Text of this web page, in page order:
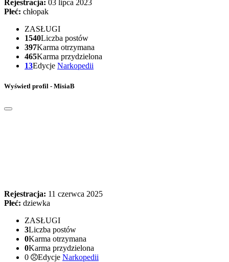
Rejestracja: 03 lipca 2023
Płeć: chłopak
ZASŁUGI
1540Liczba postów
397Karma otrzymana
465Karma przydzielona
13Edycje Narkopedii
Wyświetl profil - MisiaB
Rejestracja: 11 czerwca 2025
Płeć: dziewka
ZASŁUGI
3Liczba postów
0Karma otrzymana
0Karma przydzielona
0
Edycje Narkopedii